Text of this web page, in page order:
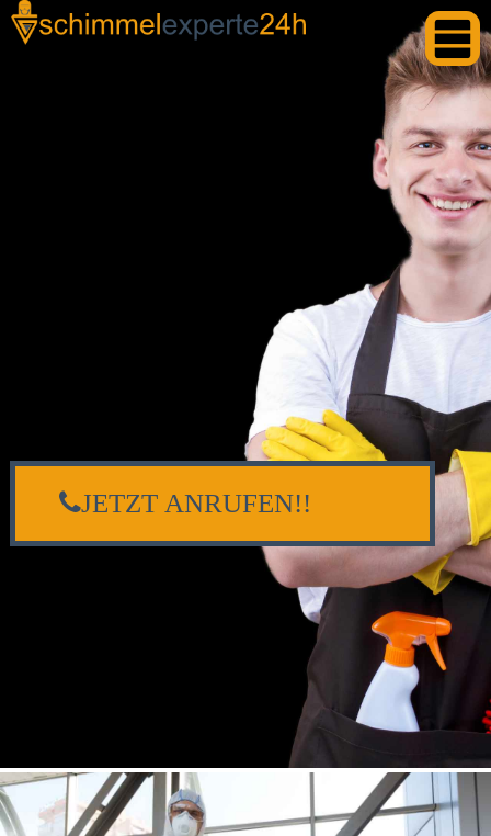
JETZT ANRUFEN!!